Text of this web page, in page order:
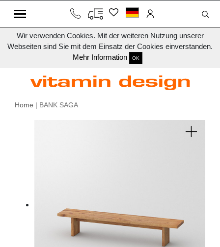
Wir verwenden Cookies. Mit der weiteren Nutzung unserer
Webseiten sind Sie mit dem Einsatz der Cookies einverstanden.
Mehr Information
OK
Home | BANK SAGA